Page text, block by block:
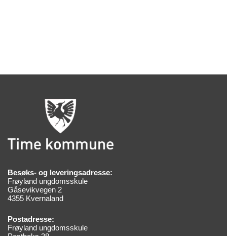
Besøks- og leveringsadresse:
Frøyland ungdomsskule
Gåsevikvegen 2
4355 Kvernaland
Postadresse:
Frøyland ungdomsskule